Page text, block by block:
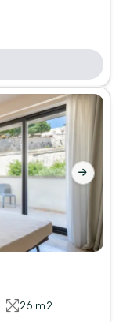
26 m2